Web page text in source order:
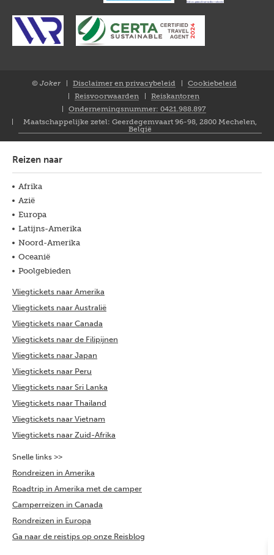
© Joker
Disclaimer en privacybeleid
Cookiebeleid
Reisvoorwaarden
Reiskantoren
Ondernemingsnummer: 0421.988.897
Maatschappelijke zetel: Geerdegemvaart 96-98, 2800 Mechelen,
België
Reizen naar
Afrika
Azië
Europa
Latijns-Amerika
Noord-Amerika
Oceanië
Poolgebieden
Vliegtickets naar Amerika
Vliegtickets naar Australië
Vliegtickets naar Canada
Vliegtickets naar de Filipijnen
Vliegtickets naar Japan
Vliegtickets naar Peru
Vliegtickets naar Sri Lanka
Vliegtickets naar Thailand
Vliegtickets naar Vietnam
Vliegtickets naar Zuid-Afrika
Snelle links >>
Rondreizen in Amerika
Roadtrip in Amerika met de camper
Camperreizen in Canada
Rondreizen in Europa
Ga naar de reistips op onze Reisblog